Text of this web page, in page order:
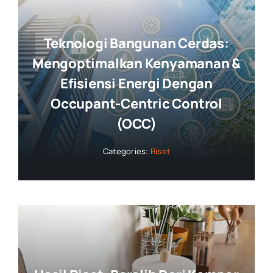
Teknologi Bangunan Cerdas:
Mengoptimalkan Kenyamanan &
Efisiensi Energi Dengan
Occupant-Centric Control
(OCC)
Categories: Riset